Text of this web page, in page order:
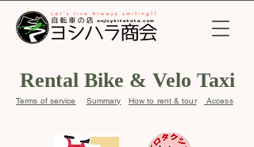
Rental Bike & Velo Taxi
Terms of service Summary How to rent & tour Access​